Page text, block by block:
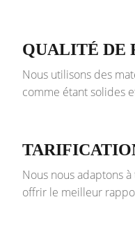
QUALITÉ DE
Nous utilisons des
comme étant solides
Nous nous adaptons
offrir le meilleur